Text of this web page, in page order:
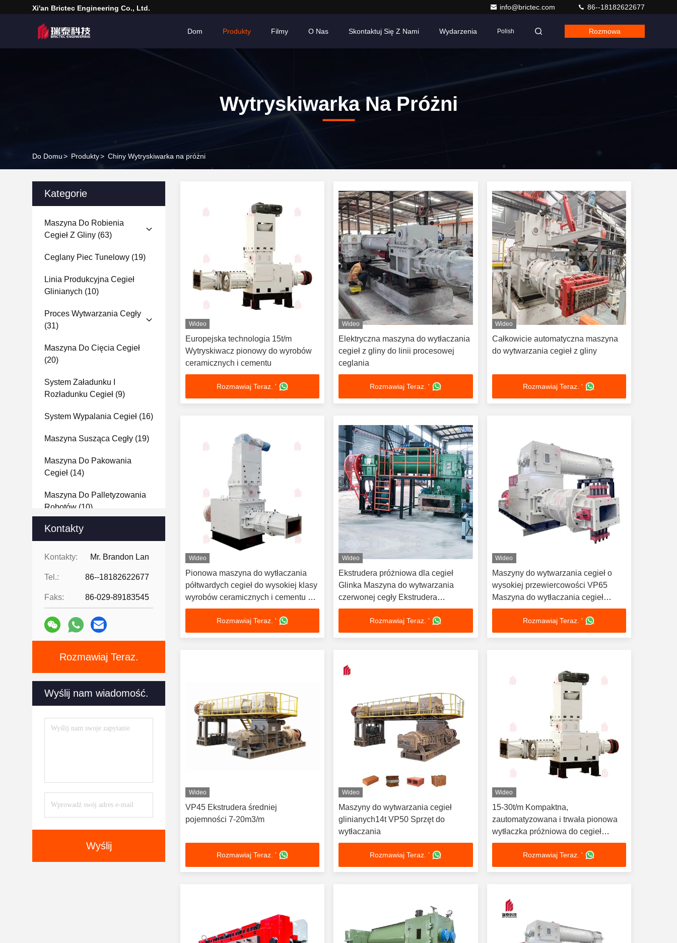
Xi'an Brictec Engineering Co., Ltd. info@brictec.com 86--18182622677
Dom Produkty Filmy O Nas Skontaktuj Się Z Nami Wydarzenia Polish Rozmowa
Wytryskiwarka Na Próżni
Do Domu> Produkty> Chiny Wytryskiwarka na próżni
Kategorie
Maszyna Do Robienia
Cegieł Z Gliny (63)
Ceglany Piec Tunelowy (19)
Linia Produkcyjna Cegieł
Glinianych (10)
Proces Wytwarzania Cegły
(31)
Maszyna Do Cięcia Cegieł
(20)
System Załadunku I
Rozładunku Cegieł (9)
System Wypalania Cegieł (16)
Maszyna Susząca Cegły (19)
Maszyna Do Pakowania
Cegieł (14)
Maszyna Do Palletyzowania
Robotów (10)
Dekoracyjne Płytki Ceglane
(33)
Analiza Surowców
Showcase
(15)
Kontakty
Kontakty: Mr. Brandon Lan
Tel.: 86--18182622677
Faks: 86-029-89183545
Rozmawiaj Teraz.
Wyślij nam wiadomość.
Wyślij
Wideo
Europejska technologia 15t/m
Wytryskiwacz pionowy do wyrobów
ceramicznych i cementu
Rozmawiaj Teraz. '
Wideo
Elektryczna maszyna do wytłaczania
cegieł z gliny do linii procesowej
ceglania
Rozmawiaj Teraz. '
Wideo
Całkowicie automatyczna maszyna
do wytwarzania cegieł z gliny
Rozmawiaj Teraz. '
Wideo
Pionowa maszyna do wytłaczania
półtwardych cegieł do wysokiej klasy
wyrobów ceramicznych i cementu z
długą żywotnością i niskimi kosztami
utrzymaniaRozmawiaj Teraz. '
Wideo
Ekstrudera próżniowa dla cegieł
Glinka Maszyna do wytwarzania
czerwonej cegły Ekstrudera
próżniowa Sprzęt do wytwarzania
Rozmawiaj Teraz. '
Wideo
Maszyny do wytwarzania cegieł o
wysokiej przewiercowości VP65
Maszyna do wytłaczania cegieł
Ekstrudent próżniowy
Rozmawiaj Teraz. '
Wideo
VP45 Ekstrudera średniej
pojemności 7-20m3/m
Rozmawiaj Teraz. '
Wideo
Maszyny do wytwarzania cegieł
glinianych14t VP50 Sprzęt do
wytłaczania
Rozmawiaj Teraz. '
Wideo
15-30t/m Kompaktna,
zautomatyzowana i trwała pionowa
wytłaczka próżniowa do cegieł
wysokiej klasy
Rozmawiaj Teraz. '